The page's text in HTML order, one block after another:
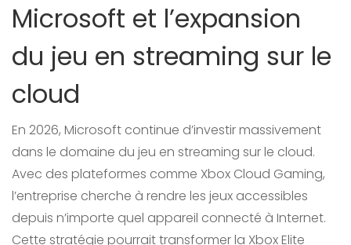
Microsoft et l’expansion
du jeu en streaming sur le
cloud
En 2026, Microsoft continue d’investir massivement
dans le domaine du jeu en streaming sur le cloud.
Avec des plateformes comme Xbox Cloud Gaming,
l’entreprise cherche à rendre les jeux accessibles
depuis n’importe quel appareil connecté à Internet.
Cette stratégie pourrait transformer la Xbox Elite